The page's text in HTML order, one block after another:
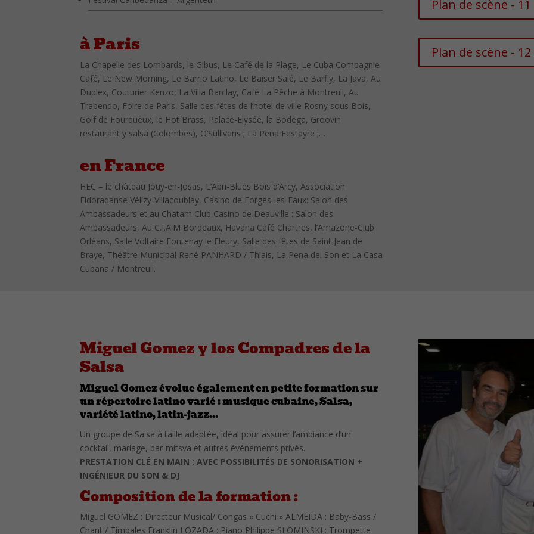
à Paris
La Chapelle des Lombards, le Gibus, Le Café de la Plage, Le Cuba Compagnie
Café, Le New Morning, Le Barrio Latino, Le Baiser Salé, Le Barfly, La Java, Au
Duplex, Couturier Kenzo, La Villa Barclay, Café La Pêche à Montreuil, Au
Trabendo, Foire de Paris, Salle des fêtes de l’hotel de ville Rosny sous Bois,
Golf de Fourqueux, le Hot Brass, Palace-Elysée, la Bodega, Groovin
restaurant y salsa (Colombes), O’Sullivans ; La Pena Festayre ;…
en France
HEC – le château Jouy-en-Josas, L’Abri-Blues Bois d’Arcy, Association
Eldoradanse Vélizy-Villacoublay, Casino de Forges-les-Eaux: Salon des
Ambassadeurs et au Chatam Club,Casino de Deauville : Salon des
Ambassadeurs, Au C.I.A.M Bordeaux, Havana Café Chartres, l’Amazone-Club
Orléans, Salle Voltaire Fontenay le Fleury, Salle des fêtes de Saint Jean de
Braye, Théâtre Municipal René PANHARD / Thiais, La Pena del Son et La Casa
Cubana / Montreuil.
Plan de scène -
Plan de scène -
Miguel Gomez y los Compadres de la
Salsa
Miguel Gomez évolue également en petite formation sur
un répertoire latino varié : musique cubaine, Salsa,
variété latino, latin-jazz…
Un groupe de Salsa à taille adaptée, idéal pour assurer l’ambiance d’un
cocktail, mariage, bar-mitsva et autres événements privés.
PRESTATION CLÉ EN MAIN : AVEC POSSIBILITÉS DE SONORISATION +
INGÉNIEUR DU SON & DJ
Composition de la formation :
Miguel GOMEZ : Directeur Musical/ Congas « Cuchi » ALMEIDA : Baby-Bass /
Chant / Timbales Franklin LOZADA : Piano Philippe SLOMINSKI : Trompette